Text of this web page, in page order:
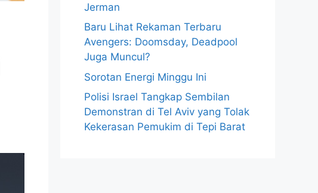
Jerman
Baru Lihat Rekaman Terbaru
Avengers: Doomsday, Deadpool
Juga Muncul?
Sorotan Energi Minggu Ini
Polisi Israel Tangkap Sembilan
Demonstran di Tel Aviv yang Tolak
Kekerasan Pemukim di Tepi Barat